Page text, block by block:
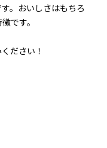
。おいしさはもちろ
です。
ださい！